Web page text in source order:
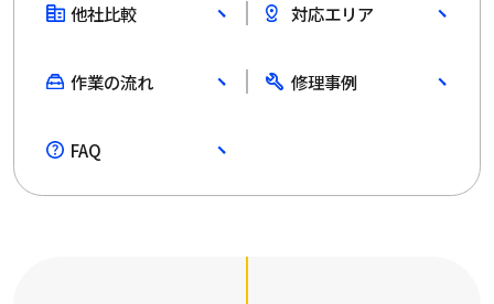
他社比較 対応エリア
作業の流れ 修理事例
FAQ